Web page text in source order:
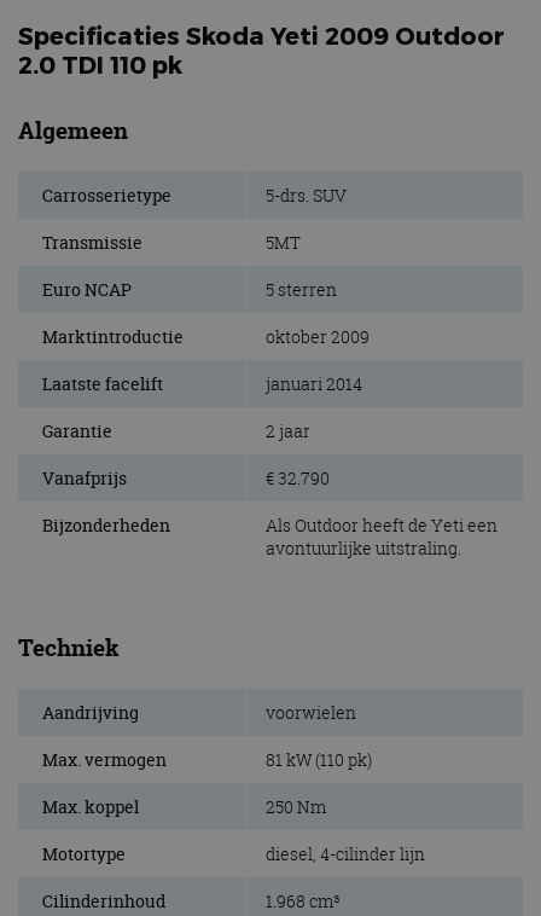
Specificaties Skoda Yeti 2009 Outdoor
2.0 TDI 110 pk
Algemeen
Carrosserietype 5-drs. SUV
Transmissie 5MT
Euro NCAP 5 sterren
Marktintroductie oktober 2009
Laatste facelift januari 2014
Garantie 2 jaar
Vanafprijs € 32.790
Bijzonderheden
Als Outdoor heeft de Yeti een
avontuurlijke uitstraling.
Techniek
Aandrijving voorwielen
Max. vermogen 81 kW (110 pk)
Max. koppel 250 Nm
Motortype diesel, 4-cilinder lijn
Cilinderinhoud 1.968 cm³